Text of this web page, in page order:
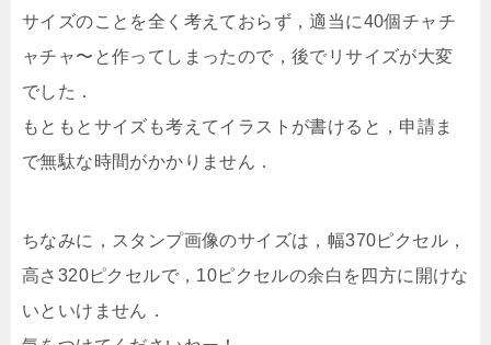
サイズのことを全く考えておらず，適当に40個チャチ
ャチャ〜と作ってしまったので，後でリサイズが大変
でした．
もともとサイズも考えてイラストが書けると，申請ま
で無駄な時間がかかりません．
ちなみに，スタンプ画像のサイズは，幅370ピクセル，
高さ320ピクセルで，10ピクセルの余白を四方に開けな
いといけません．